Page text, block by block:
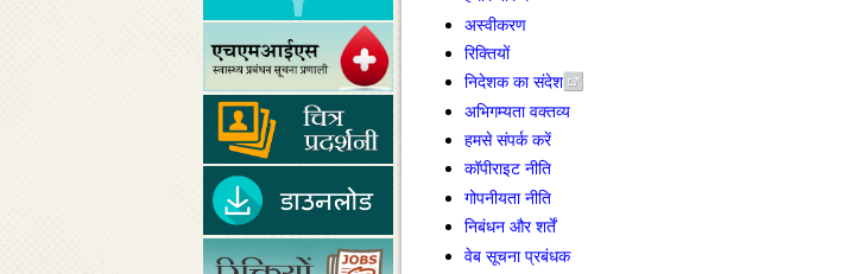
अस्वीकरण
रिक्तियों
निदेशक का संदेश
अभिगम्यता वक्तव्य
हमसे संपर्क करें
कॉपीराइट नीति
गोपनीयता नीति
निबंधन और शर्तें
वेब सूचना प्रबंधक